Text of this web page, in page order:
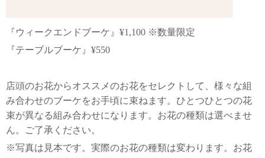
『ウィークエンドブーケ』¥1,100 ※数量限定
『テーブルブーケ』¥550
店頭のお花からオススメのお花をセレクトして、様々な組
み合わせのブーケをお手頃に束ねます。ひとつひとつの花
束が異なる組み合わせになります。お花の種類は選べませ
ん。ご了承ください。
※写真は見本です。実際のお花の種類は変わります。お花